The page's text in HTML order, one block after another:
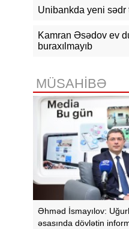
15:24
Bakının
obyektdə və evdə
zəhərlənib
14:50 Türkiyə,
və Pakistan Məkkə
imzalayıb: Üzvlərdən
hamısına hücum
Unibankda yeni sədr
Kamran Əsədov ev
buraxılmayıb
MÜSAHİBƏ
Əhməd İsmayılov:
əsasında dövlətin